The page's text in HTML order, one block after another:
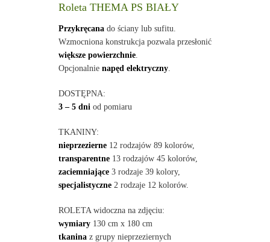
Roleta THEMA PS BIAŁY
Przykręcanado ściany lub sufitu.
Wzmocniona konstrukcja pozwala przesłonić
większe powierzchnie.
Opcjonalnie napęd elektryczny.
DOSTĘPNA:
3 – 5 dni od pomiaru
TKANINY:
nieprzezierne12 rodzajów 89 kolorów,
transparentne13 rodzajów 45 kolorów,
zaciemniające3 rodzaje 39 kolory,
specjalistyczne2 rodzaje 12 kolorów.
ROLETA widoczna na zdjęciu:
wymiary130 cm x 180 cm
tkaninaz grupy nieprzeziernych